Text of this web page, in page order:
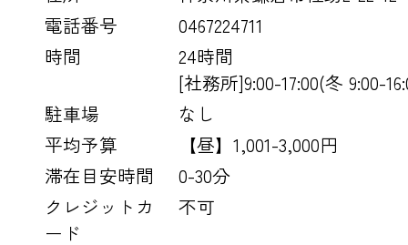
電話番号
0467224711
時間
24時間
[社務所]9:00-17:00(冬 9:00-
駐車場
なし
平均予算
【昼】1,001-3,000円
滞在目安時間
0-30分
クレジットカ
ード
不可